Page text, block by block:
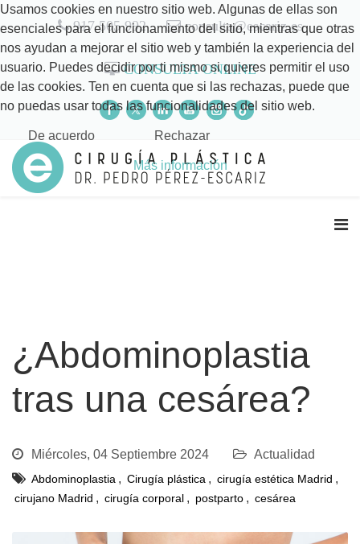
917 505 992 consulta@escariz.es
CONSULTA ONLINE
¿Abdominoplastia
tras una cesárea?
Miércoles, 04 Septiembre 2024 Actualidad
Abdominoplastia , Cirugía plástica , cirugía estética Madrid ,
cirujano Madrid , cirugía corporal , postparto , cesárea
Usamos cookies en nuestro sitio web. Algunas de ellas son
esenciales para el funcionamiento del sitio, mientras que otras
nos ayudan a mejorar el sitio web y también la experiencia del
usuario. Puedes decidir por ti mismo si quieres permitir el uso
de las cookies. Ten en cuenta que si las rechazas, puede que
no puedas usar todas las funcionalidades del sitio web.
De acuerdo Rechazar
Más información